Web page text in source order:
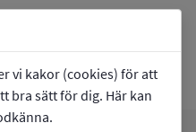
vi kakor (cookies) för att
bra sätt för dig. Här kan